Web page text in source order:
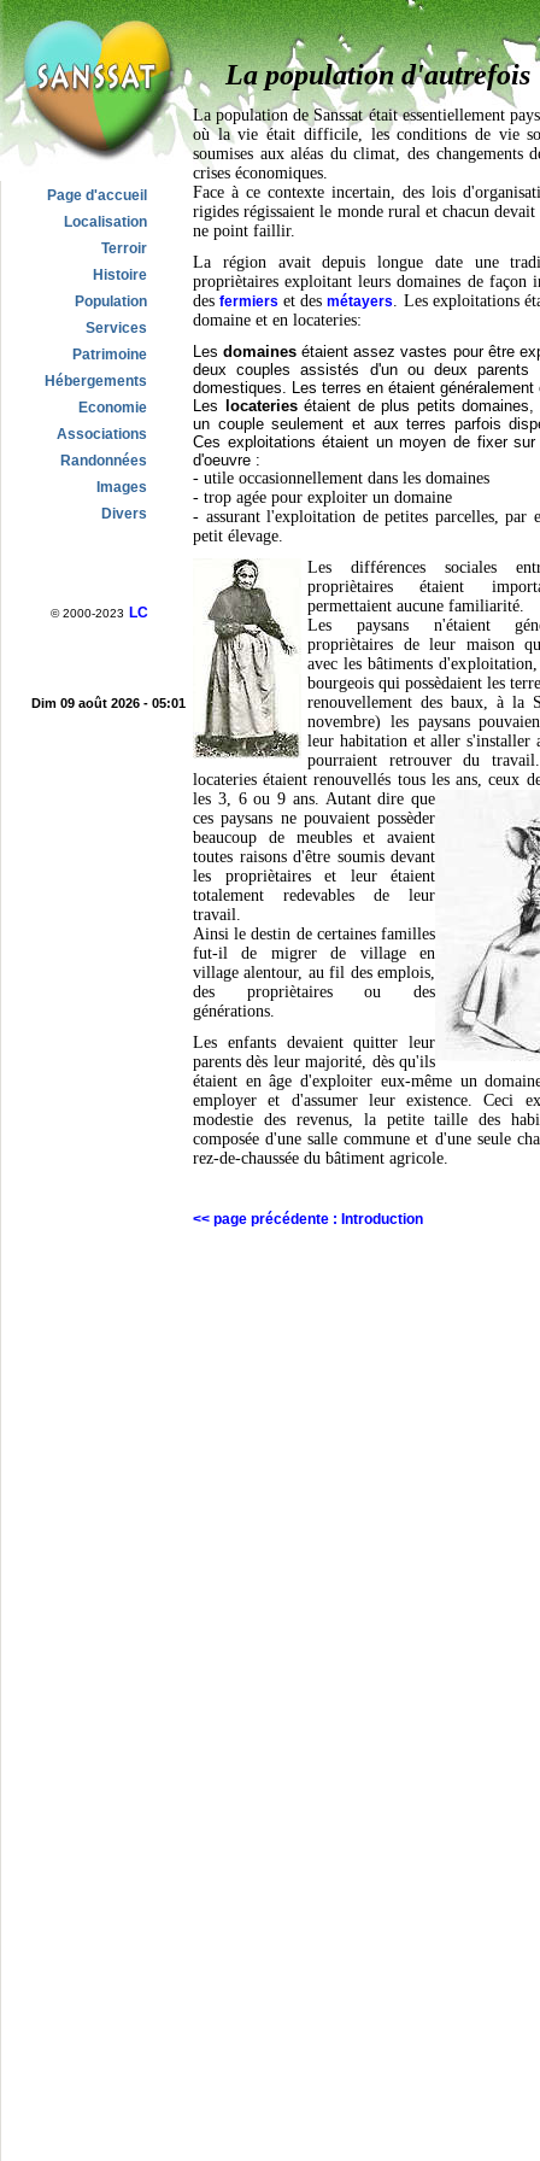
Page d'accueil
Localisation
Terroir
Histoire
Population
Services
Patrimoine
Hébergements
Economie
Associations
Randonnées
Images
Divers
© 2000-2023 LC
Dim 09 août 2026 - 05:01
La population d'autrefois
La population de Sanssat était essentiellement
où la vie était difficile, les conditions de vie
soumises aux aléas du climat, des changements
crises économiques.
Face à ce contexte incertain, des lois
rigides régissaient le monde rural et chacun
ne point faillir.
La région avait depuis longue date une
propriètaires exploitant leurs domaines de façon
desfermiers et desmétayers. Les exploitations
domaine et en locateries:
Lesdomaines étaient assez vastes pour être
deux couples assistés d'un ou deux parents
domestiques. Les terres en étaient généralement
Les
locateriesétaient de plus petits domaines,
un couple seulement et aux terres parfois
Ces exploitations étaient un moyen de fixer
d'oeuvre :
- utile occasionnellement dans les domaines
- trop agée pour exploiter un domaine
- assurant l'exploitation de petites parcelles, par
petit élevage.
Les différences sociales
propriètaires étaient
permettaient aucune familiarité.
Les paysans n'étaient
propriètaires de leur maison
avec les bâtiments
bourgeois qui possèdaient les
renouvellement des baux, à la
novembre) les paysans
leur habitation et aller s'installer
pourraient retrouver du
locateries étaient renouvellés tous les ans, ceux
les 3, 6 ou 9 ans. Autant dire que
ces paysans ne pouvaient possèder
beaucoup de meubles et avaient
toutes raisons d'être soumis devant
les propriètaires et leur étaient
totalement redevables de leur
travail.
Ainsi le destin de certaines familles
fut-il de migrer de village en
village alentour, au fil des emplois,
des propriètaires ou des
générations.
Les enfants devaient quitter leur
parents dès leur majorité, dès qu'ils
étaient en âge d'exploiter eux-même un
employer et d'assumer leur existence. Ceci
modestie des revenus, la petite taille des
composée d'une salle commune et d'une seule
rez-de-chaussée du bâtiment agricole.
<< page précédente : Introduction